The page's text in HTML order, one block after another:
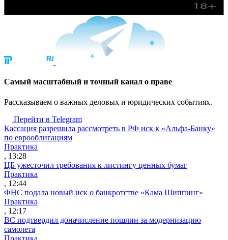
Cамый масштабный и точный канал о праве
Рассказываем о важных деловых и юридических событиях.
Перейти в Telegram
Кассация разрешила рассмотреть в РФ иск к «Альфа-Банку»
по еврооблигациям
Практика
, 13:28
ЦБ ужесточил требования к листингу ценных бумаг
Практика
, 12:44
ФНС подала новый иск о банкротстве «Кама Шиппинг»
Практика
, 12:17
ВС подтвердил доначисление пошлин за модернизацию
самолета
Практика